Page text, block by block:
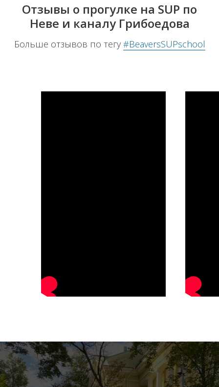
Отзывы о прогулке на SUP по
Неве и каналу Грибоедова
Больше отзывов по тегу #BeaversSUPschool